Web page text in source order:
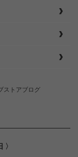
ストアブログ
〉